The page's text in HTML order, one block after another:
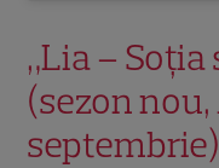
„Lia –
(sezon nou,
septembrie)